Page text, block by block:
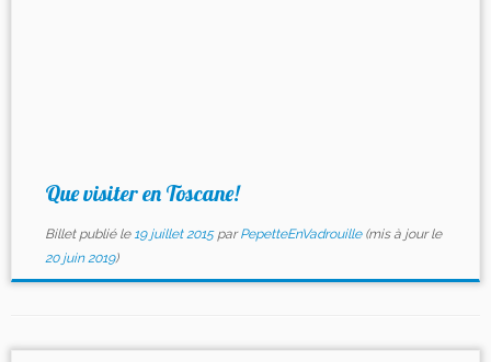
Que visiter en Toscane!
Billet publié le 19 juillet 2015 parPepetteEnVadrouille(mis à jour le
20 juin 2019)